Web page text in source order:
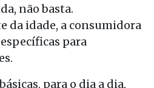
não basta.
da idade, a consumidora
para
para o dia a dia,